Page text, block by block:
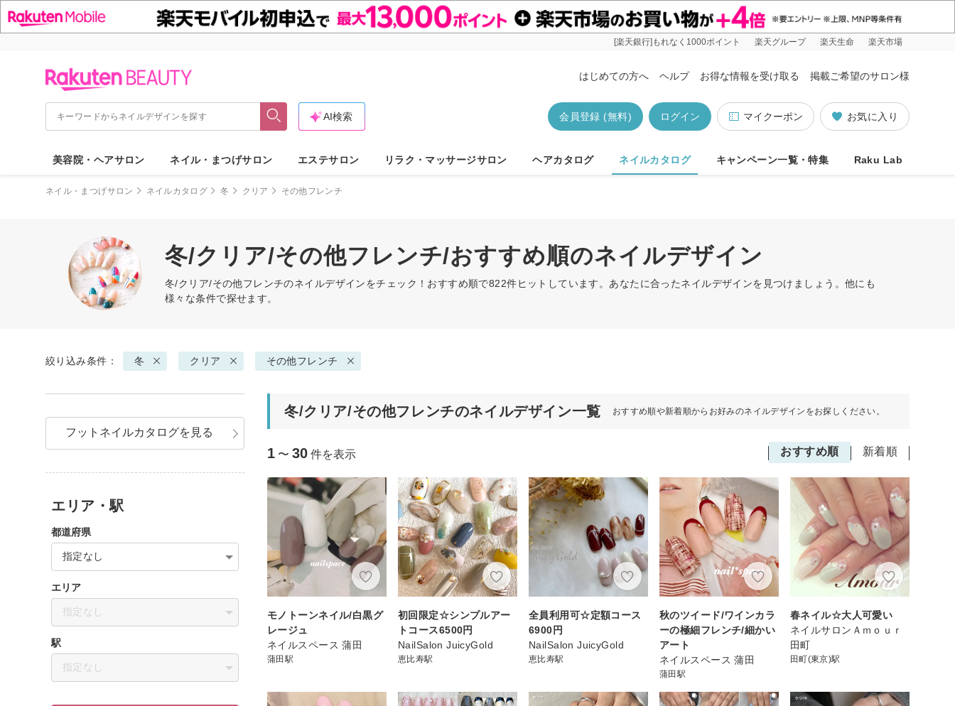
[楽天銀行]もれなく1000ポイント 楽天グループ 楽天生命 楽天市場
はじめての方へ ヘルプ お得な情報を受け取る 掲載ご希望のサロン様
お気に入り
マイクーポン
ログイン
会員登録 (無料)
AI検索
美容院・ヘアサロン ネイル・まつげサロン エステサロン リラク・マッサージサロン ヘアカタログ ネイルカタログ キャンペーン一覧・特集 Raku Lab
ネイル・まつげサロン ネイルカタログ 冬 クリア その他フレンチ
冬/クリア/その他フレンチ/おすすめ順のネイルデザイン
冬/クリア/その他フレンチのネイルデザインをチェック！おすすめ順で822件ヒットしています。あなたに合ったネイルデザインを見つけましょう。他にも
様々な条件で探せます。
絞り込み条件： 冬 クリア その他フレンチ
冬/クリア/その他フレンチのネイルデザイン一覧 おすすめ順や新着順からお好みのネイルデザインをお探しください。
おすすめ順 新着順
1 〜 30 件を表示
モノトーンネイル/白黒グ
レージュ
ネイルスペース 蒲田
蒲田駅
初回限定☆シンプルアー
トコース6500円
NailSalon JuicyGold
恵比寿駅
全員利用可☆定額コース
6900円
NailSalon JuicyGold
恵比寿駅
秋のツイード/ワインカラ
ーの極細フレンチ/細かい
アート
ネイルスペース 蒲田
蒲田駅
春ネイル☆大人可愛い
ネイルサロンＡｍｏｕｒ
田町
田町(東京)駅
フットネイルカタログを見る
エリア・駅
都道府県
指定なし
エリア
指定なし
駅
指定なし